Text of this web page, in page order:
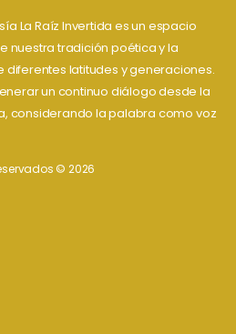
La Raíz Invertida es un espacio
nuestra tradición poética y la
latitudes y generaciones.
un continuo diálogo desde la
considerando la palabra como voz
© 2026